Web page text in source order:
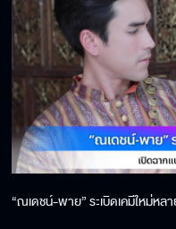
“ณเดชน์-พาย” ระเบิดเคมีใหม่หล